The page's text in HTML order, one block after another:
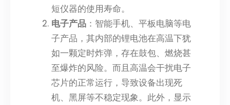
短仪器的使用寿命。
电子产品 ：智能手机、平板电脑等电
子产品，其内部的锂电池在高温下犹
如一颗定时炸弹，存在鼓包、燃烧甚
至爆炸的风险。而且高温会干扰电子
芯片的正常运行，导致设备出现死
机、黑屏等不稳定现象。此外，显示